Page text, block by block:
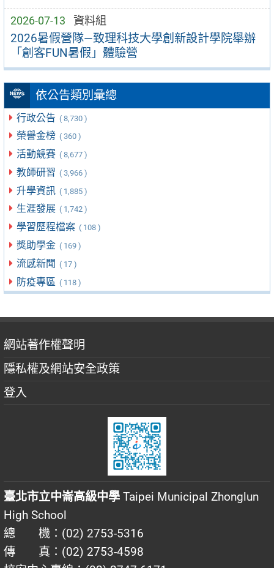
2026-07-13 資料組
2026暑假營隊—致理科技大學創新設計學院舉辦
「創客FUN暑假」體驗營
依公告類別彙總
行政公告 ( 8,730 )
榮譽金榜 ( 360 )
活動競賽 ( 8,677 )
教師研習 ( 3,966 )
升學資訊 ( 1,885 )
生涯發展 ( 1,742 )
學習歷程檔案 ( 108 )
獎助學金 ( 169 )
流感新聞 ( 17 )
防疫專區 ( 118 )
網站著作權聲明
隱私權及網站安全政策
登入
臺北市立中崙高級中學 Taipei Municipal Zhonglun
High School
總 機：(02) 2753-5316
傳 真：(02) 2753-4598